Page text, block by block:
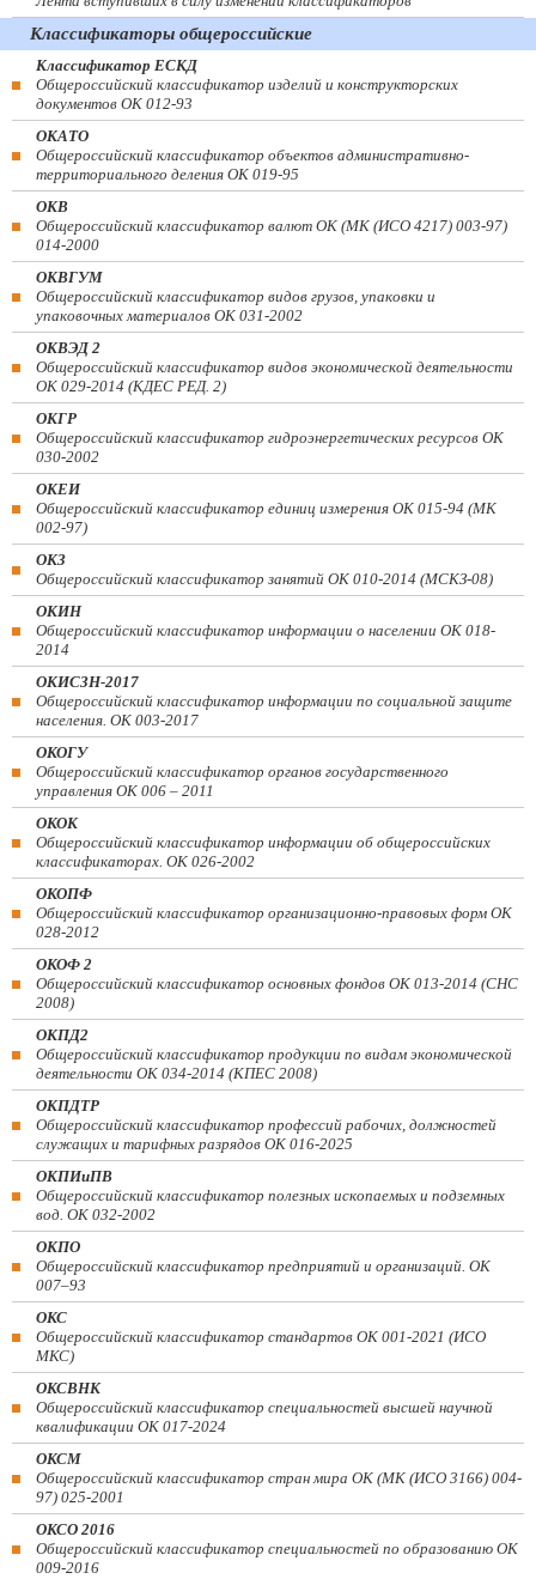
Классификаторы общероссийские
Классификатор ЕСКД
Общероссийский классификатор изделий и конструкторских
документов ОК 012-93
ОКАТО
Общероссийский классификатор объектов административно-
территориального деления ОК 019-95
ОКВ
Общероссийский классификатор валют ОК (МК (ИСО 4217) 003-97)
014-2000
ОКВГУМ
Общероссийский классификатор видов грузов, упаковки и
упаковочных материалов ОК 031-2002
ОКВЭД 2
Общероссийский классификатор видов экономической деятельности
ОК 029-2014 (КДЕС РЕД. 2)
ОКГР
Общероссийский классификатор гидроэнергетических ресурсов ОК
030-2002
ОКЕИ
Общероссийский классификатор единиц измерения ОК 015-94 (МК
002-97)
ОКЗ
Общероссийский классификатор занятий ОК 010-2014 (МСКЗ-08)
ОКИН
Общероссийский классификатор информации о населении ОК 018-
2014
ОКИСЗН-2017
Общероссийский классификатор информации по социальной защите
населения. ОК 003-2017
ОКОГУ
Общероссийский классификатор органов государственного
управления ОК 006 – 2011
ОКОК
Общероссийский классификатор информации об общероссийских
классификаторах. ОК 026-2002
ОКОПФ
Общероссийский классификатор организационно-правовых форм ОК
028-2012
ОКОФ 2
Общероссийский классификатор основных фондов ОК 013-2014 (СНС
2008)
ОКПД2
Общероссийский классификатор продукции по видам экономической
деятельности ОК 034-2014 (КПЕС 2008)
ОКПДТР
Общероссийский классификатор профессий рабочих, должностей
служащих и тарифных разрядов ОК 016-2025
ОКПИиПВ
Общероссийский классификатор полезных ископаемых и подземных
вод. ОК 032-2002
ОКПО
Общероссийский классификатор предприятий и организаций. ОК
007–93
ОКС
Общероссийский классификатор стандартов ОК 001-2021 (ИСО
МКС)
ОКСВНК
Общероссийский классификатор специальностей высшей научной
квалификации ОК 017-2024
ОКСМ
Общероссийский классификатор стран мира ОК (МК (ИСО 3166) 004-
97) 025-2001
ОКСО 2016
Общероссийский классификатор специальностей по образованию ОК
009-2016